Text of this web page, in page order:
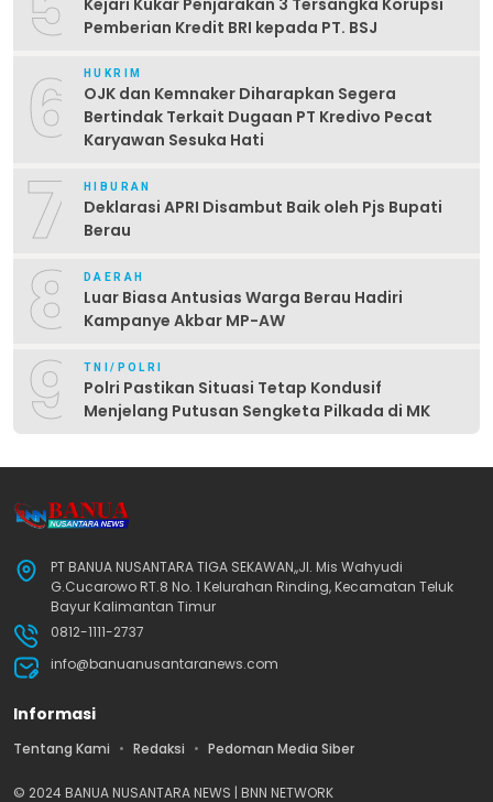
Pemberian Kredit BRI kepada PT. BSJ
6 HUKRIM
OJK dan Kemnaker Diharapkan Segera
Bertindak Terkait Dugaan PT Kredivo Pecat
Karyawan Sesuka Hati
7 HIBURAN
Deklarasi APRI Disambut Baik oleh Pjs Bupati
Berau
8 DAERAH
Luar Biasa Antusias Warga Berau Hadiri
Kampanye Akbar MP-AW
9 TNI/POLRI
Polri Pastikan Situasi Tetap Kondusif
Menjelang Putusan Sengketa Pilkada di MK
PT BANUA NUSANTARA TIGA SEKAWAN,,Jl. Mis Wahyudi
G.Cucarowo RT.8 No. 1 Kelurahan Rinding, Kecamatan Teluk
Bayur Kalimantan Timur
0812-1111-2737
info@banuanusantaranews.com
Informasi
Tentang Kami Redaksi Pedoman Media Siber
© 2024 BANUA NUSANTARA NEWS | BNN NETWORK